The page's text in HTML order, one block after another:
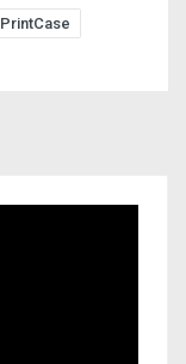
PrintCase